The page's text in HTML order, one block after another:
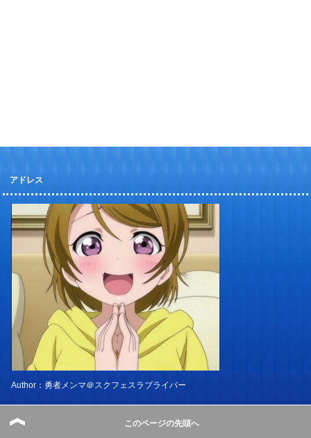
アドレス
Author：勇者メンマ＠スクフェスラブライバー
かよちんの笑顔を見ないと1日が始まりません。寝る前は1期4話のかよちん
このページの先頭へ